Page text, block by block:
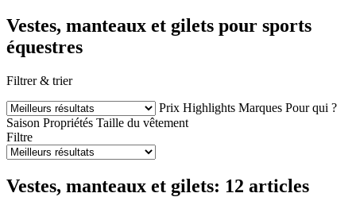
Vestes, manteaux et gilets pour sports
équestres
Filtrer & trier
Prix Highlights Marques Pour qui ?
Saison Propriétés Taille du vêtement
Filtre
Vestes, manteaux et gilets: 12 articles